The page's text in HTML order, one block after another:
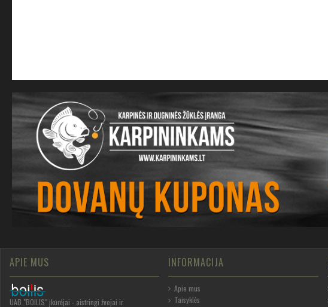
APIE MUS
UAB "BOILIS" įkūrėjai - aistringi žvejai ir
INFORMACIJA
Apie mus
Taisyklės